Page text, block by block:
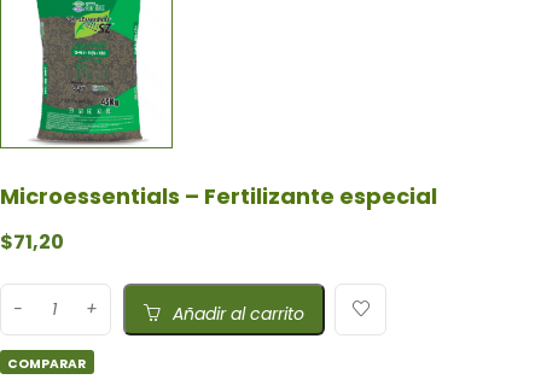
Microessentials – Fertilizante especial
$71,20
Añadir al carrito
COMPARAR